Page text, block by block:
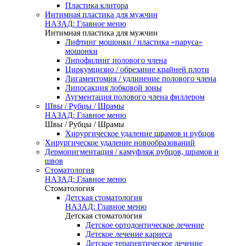
Пластика клитора
Интимная пластика для мужчин
НАЗАД: Главное меню
Интимная пластика для мужчин
Лифтинг мошонки / пластика «паруса»
мошонки
Липофилинг полового члена
Циркумцизио / обрезание крайней плоти
Лигаментомия / удлинение полового члена
Липосакция лобковой зоны
Аугментация полового члена филлером
Швы / Рубцы / Шрамы
НАЗАД: Главное меню
Швы / Рубцы / Шрамы
Хирургическое удаление шрамов и рубцов
Хирургическое удаление новообразований
Дермопигментация / камуфляж рубцов, шрамов и
швов
Стоматология
НАЗАД: Главное меню
Стоматология
Детская стоматология
НАЗАД: Главное меню
Детская стоматология
Детское ортодонтическое лечение
Детское лечение кариеса
Детское терапевтическое лечение